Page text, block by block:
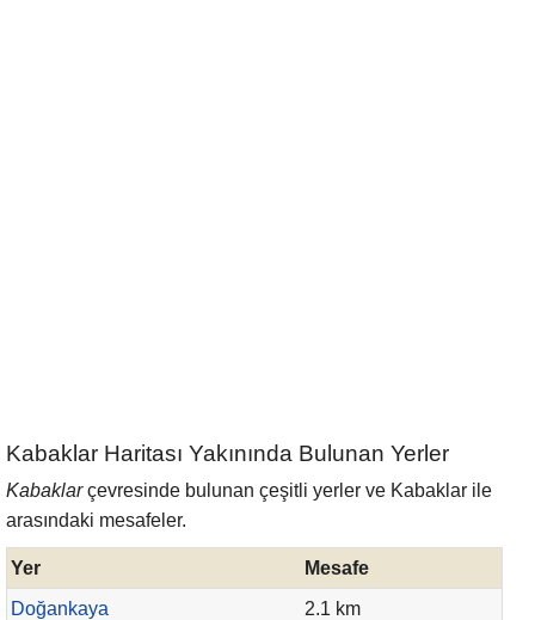
Kabaklar Haritası Yakınında Bulunan Yerler
Kabaklarçevresinde bulunan çeşitli yerler ve Kabaklar ile
arasındaki mesafeler.
Yer
Mesafe
Doğankaya
2.1 km